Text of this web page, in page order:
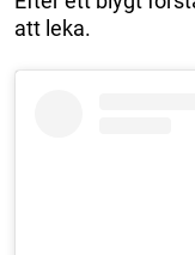
att leka.